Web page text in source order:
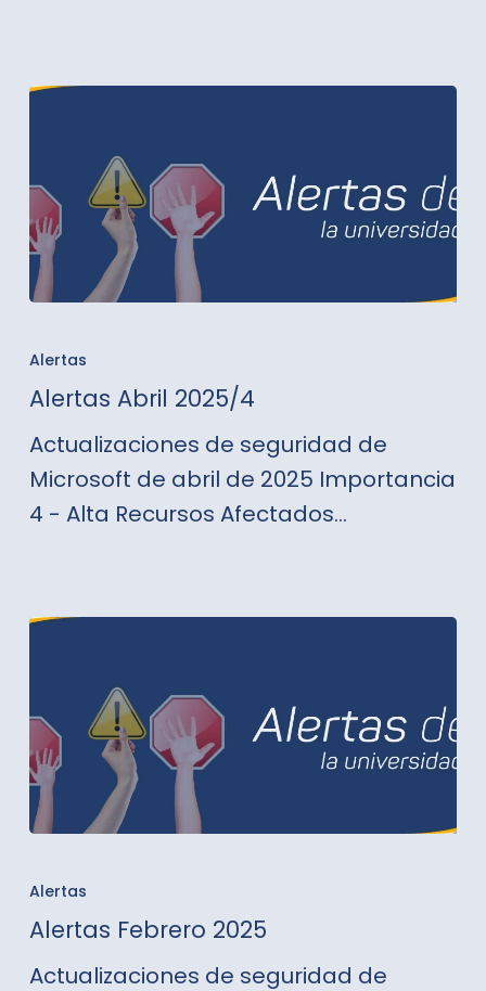
Abril
2025/4
Alertas
Alertas Abril 2025/4
Actualizaciones de seguridad de
Microsoft de abril de 2025 Importancia
4 - Alta Recursos Afectados…
Febrero
2025
Alertas
Alertas Febrero 2025
Actualizaciones de seguridad de